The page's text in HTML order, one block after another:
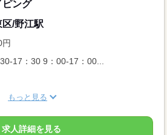
ピング
/野江駅
30-17：30 9：00-17：00...
もっと見る
求人詳細を見る